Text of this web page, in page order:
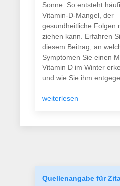
Sonne. So entsteht
Vitamin-D-Mangel, der
gesundheitliche Folgen
ziehen kann. Erfahren
diesem Beitrag, an
Symptomen Sie einen
Vitamin D im Winter
und wie Sie ihm
weiterlesen
Quellenangabe für